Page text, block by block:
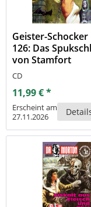
Geister-Schocker
126: Das
von Stamfort
CD
11,99 € *
Erscheint am
27.11.2026